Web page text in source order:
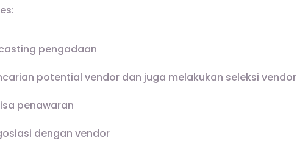
pengadaan
potential vendor dan juga melakukan seleksi vendor
penawaran
dengan vendor